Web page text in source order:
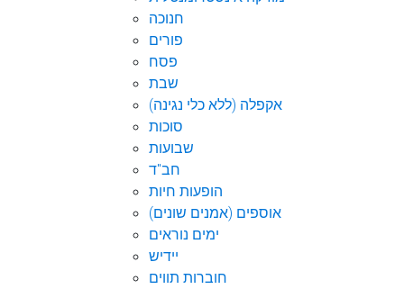
חנוכה
פורים
פסח
שבת
אקפלה (ללא כלי נגינה)
סוכות
שבועות
חב"ד
הופעות חיות
אוספים (אמנים שונים)
ימים נוראים
יידיש
חוברות תווים